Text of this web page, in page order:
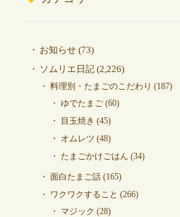
お知らせ(73)
ソムリエ日記(2,226)
料理別・たまごのこだわり (187)
ゆでたまご(60)
目玉焼き (45)
オムレツ (48)
たまごかけごはん (34)
面白たまご話(165)
ワクワクすること (266)
マジック (28)